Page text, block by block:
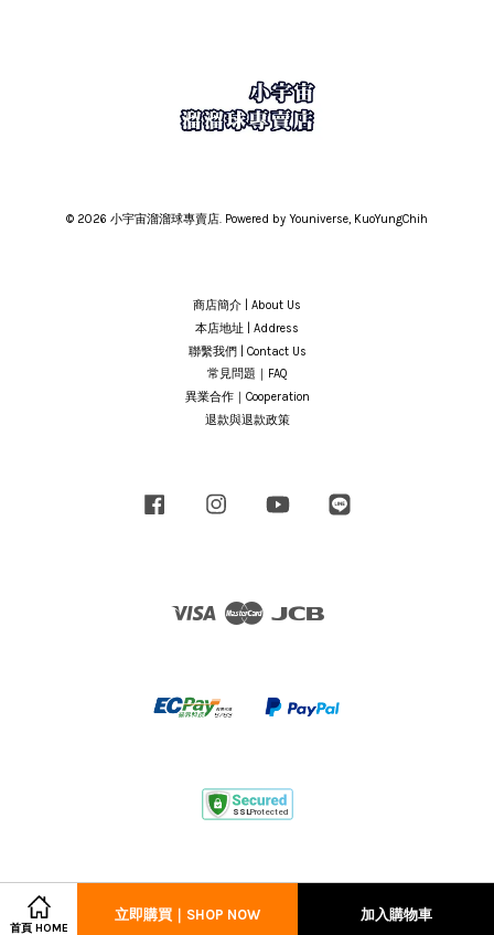
首頁 HOME
立即購買｜SHOP NOW 加入購物車
© 2026 小宇宙溜溜球專賣店. Powered by Youniverse, KuoYungChih
商店簡介 | About Us
本店地址 | Address
聯繫我們 | Contact Us
常見問題｜FAQ
異業合作｜Cooperation
退款與退款政策
Facebook Instagram YouTube
Visa Master